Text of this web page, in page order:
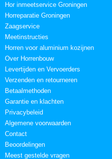
Hor inmeetservice Groningen
Horreparatie Groningen
Zaagservice
Meetinstructies
Horren voor aluminium kozijnen
Over Horrenbouw
Levertijden en Vervoerders
Verzenden en retourneren
Betaalmethoden
Garantie en klachten
Privacybeleid
Algemene voorwaarden
Contact
Beoordelingen
Meest gestelde vragen